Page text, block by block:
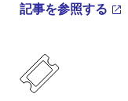
記事を参照する